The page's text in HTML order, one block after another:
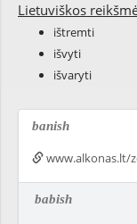
Lietuviškos
ištremti
išvyti
išvaryti
banish
www.alkonas.lt/
babish